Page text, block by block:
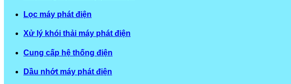
Lọc máy phát điện
Xử lý khói thải máy phát điện
Cung cấp hệ thống điện
Dầu nhớt máy phát điện